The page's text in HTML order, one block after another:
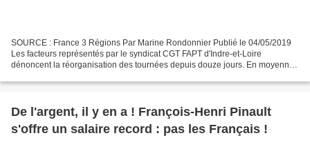
SOURCE : France 3 Régions Par Marine Rondonnier Publié le 04/05/2019
Les facteurs représentés par le syndicat CGT FAPT d'Indre-et-Loire
dénoncent la réorganisation des tournées depuis douze jours. En moyenne,
De l'argent, il y en a ! François-Henri Pinault
s'offre un salaire record : pas les Français !